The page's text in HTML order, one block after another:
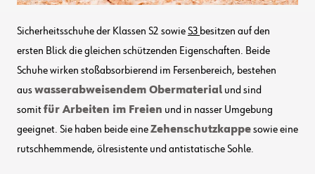
Sicherheitsschuhe der Klassen S2 sowieS3 besitzen auf den
ersten Blick die gleichen schützenden Eigenschaften. Beide
Schuhe wirken stoßabsorbierend im Fersenbereich, bestehen
auswasserabweisendem Obermaterial und sind
somitfür Arbeiten im Freien und in nasser Umgebung
geeignet. Sie haben beide eineZehenschutzkappesowie eine
rutschhemmende, ölresistente und antistatische Sohle.